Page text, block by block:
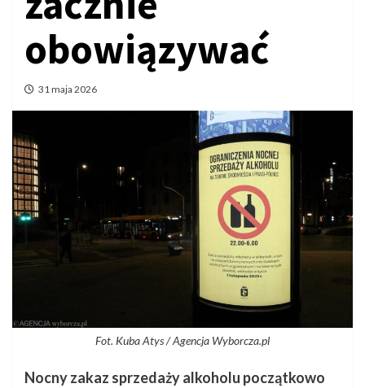
obowiązywać
31 maja 2026
Fot. Kuba Atys / Agencja Wyborcza.pl
Nocny zakaz sprzedaży alkoholu początkowo